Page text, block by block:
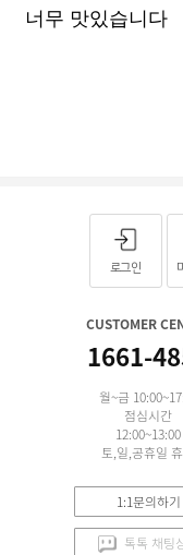
너무 맛있습니다
로그인
CUSTOMER
1661-
월~금
점심시간
12:00~13:00
토,일,공휴일
1:1문의하기
톡톡 채팅